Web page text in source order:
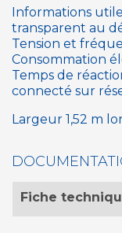
Informations
transparent au
Tension et
Consommation
Temps de
connecté sur
Largeur 1,52 m
Fiche